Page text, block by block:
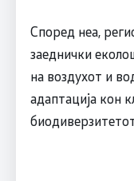
Според неа,
заеднички
на воздухот и
адаптација кон